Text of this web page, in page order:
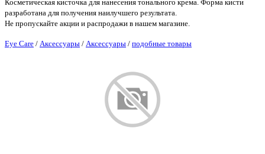
Косметическая кисточка для нанесения тонального крема. Форма кисти
разработана для получения наилучшего результата.
Не пропускайте акции и распродажи в нашем магазине.
Eye Care / Аксессуары / Аксессуары / подобные товары